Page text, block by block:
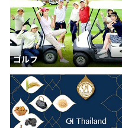
ゴルフ